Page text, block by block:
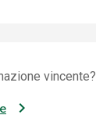
vincente?